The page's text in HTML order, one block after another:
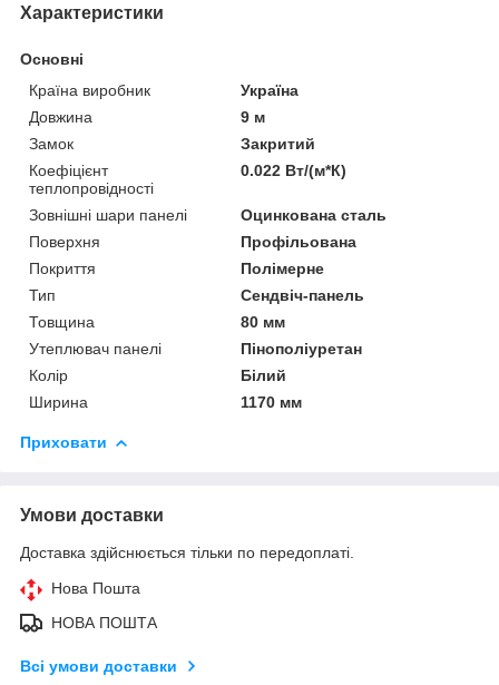
Характеристики
Основні
Країна виробник
Україна
Довжина
9 м
Замок
Закритий
Коефіцієнт
теплопровідності
0.022 Вт/(м*К)
Зовнішні шари панелі
Оцинкована сталь
Поверхня
Профільована
Покриття
Полімерне
Тип
Сендвіч-панель
Товщина
80 мм
Утеплювач панелі
Пінополіуретан
Колір
Білий
Ширина
1170 мм
Приховати
Умови доставки
Доставка здійснюється тільки по передоплаті.
Нова Пошта
НОВА ПОШТА
Всі умови доставки